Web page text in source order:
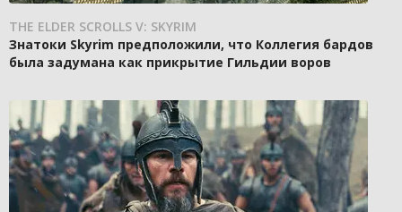
THE ELDER SCROLLS V: SKYRIM
Знатоки Skyrim предположили, что Коллегия бардов
была задумана как прикрытие Гильдии воров